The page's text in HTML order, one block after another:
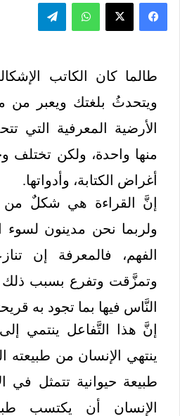
طالما كان الكاتب
ويتحدثُ بلغتك ويعبر من
الأرضية المعرفية التي
منها واحدة، ولكن تختلف
أغراض الكتابة، وأدواتها.
إنَّ القراءة هي شكلٌ من
ولربما نحن مدينون
الفهم، فالمعرفة إن
وتمزَّقت وتفرع بسبب ذلك
النَّاس فيها بما تجود به
إنَّ هذا التَّفاعل ينتمي إلى
ينتهي الإنسان من طبيعته
طبيعة حيوانية تتمثل في
الإنسان أن يكتسب